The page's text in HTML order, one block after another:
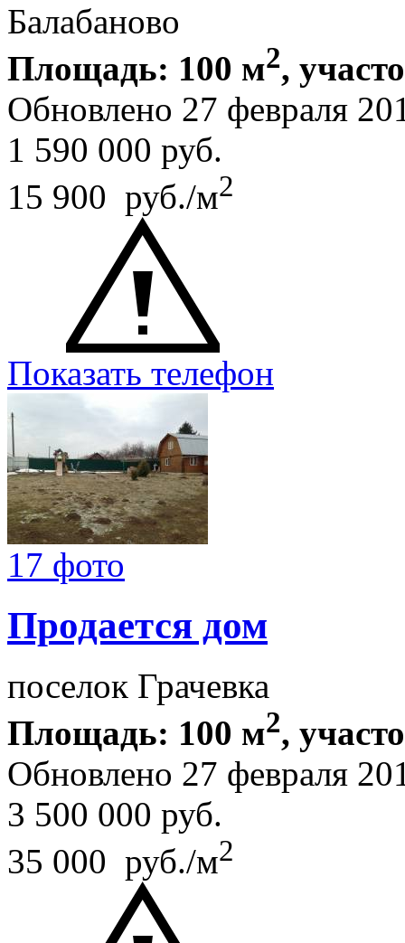
Балабаново
Площадь: 100 м2,
Обновлено 27 февраля
1 590 000 руб.
15 900 руб./м2
Показать телефон
17 фото
Продается дом
поселок Грачевка
Площадь: 100 м2,
Обновлено 27 февраля
3 500 000 руб.
35 000 руб./м2